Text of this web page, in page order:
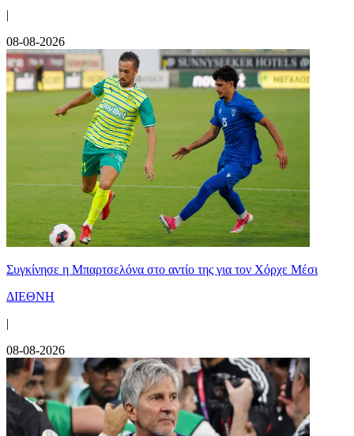
|
08-08-2026
Συγκίνησε η Μπαρτσελόνα στο αντίο της για τον Χόρχε Μέσι
ΔΙΕΘΝΗ
|
08-08-2026